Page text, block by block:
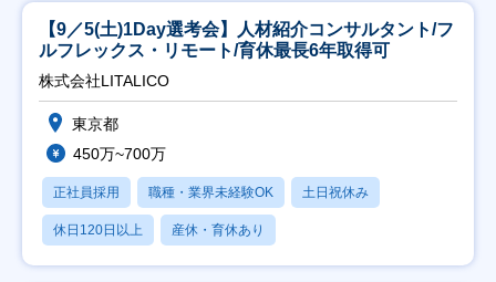
【9／5(土)1Day選考会】人材紹介コンサルタント/フ
ルフレックス・リモート/育休最長6年取得可
株式会社LITALICO
東京都
450万~700万
正社員採用 職種・業界未経験OK 土日祝休み
休日120日以上 産休・育休あり